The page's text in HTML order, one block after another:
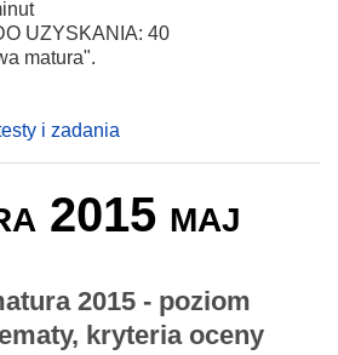
UZYSKANIA: 40
matura".
i zadania
2015 maj
2015 - poziom
kryteria oceny